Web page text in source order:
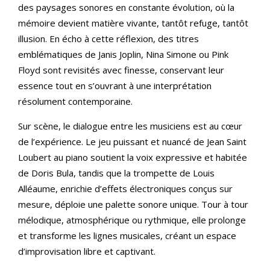
des paysages sonores en constante évolution, où la
mémoire devient matière vivante, tantôt refuge, tantôt
illusion. En écho à cette réflexion, des titres
emblématiques de Janis Joplin, Nina Simone ou Pink
Floyd sont revisités avec finesse, conservant leur
essence tout en s’ouvrant à une interprétation
résolument contemporaine.
Sur scène, le dialogue entre les musiciens est au cœur
de l’expérience. Le jeu puissant et nuancé de Jean Saint
Loubert au piano soutient la voix expressive et habitée
de Doris Bula, tandis que la trompette de Louis
Alléaume, enrichie d’effets électroniques conçus sur
mesure, déploie une palette sonore unique. Tour à tour
mélodique, atmosphérique ou rythmique, elle prolonge
et transforme les lignes musicales, créant un espace
d’improvisation libre et captivant.